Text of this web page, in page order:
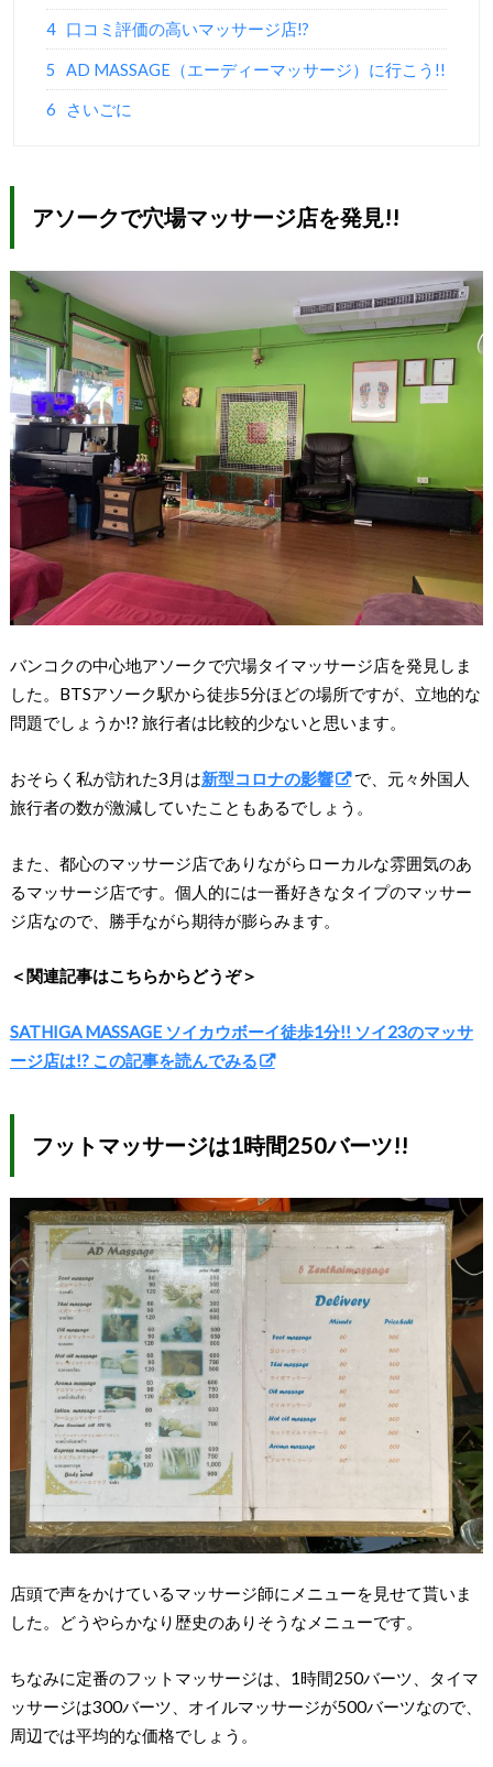
4 口コミ評価の高いマッサージ店!?
5 AD MASSAGE（エーディーマッサージ）に行こう!!
6 さいごに
アソークで穴場マッサージ店を発見!!
バンコクの中心地アソークで穴場タイマッサージ店を発見しま
した。BTSアソーク駅から徒歩5分ほどの場所ですが、立地的な
問題でしょうか!? 旅行者は比較的少ないと思います。
おそらく私が訪れた3月は新型コロナの影響
で、元々外国人
旅行者の数が激減していたこともあるでしょう。
また、都心のマッサージ店でありながらローカルな雰囲気のあ
るマッサージ店です。個人的には一番好きなタイプのマッサー
ジ店なので、勝手ながら期待が膨らみます。
＜関連記事はこちらからどうぞ＞
SATHIGA MASSAGE ソイカウボーイ徒歩1分!! ソイ23のマッサ
ージ店は!? この記事を読んでみる
フットマッサージは1時間250バーツ!!
店頭で声をかけているマッサージ師にメニューを見せて貰いま
した。どうやらかなり歴史のありそうなメニューです。
ちなみに定番のフットマッサージは、1時間250バーツ、タイマ
ッサージは300バーツ、オイルマッサージが500バーツなので、
周辺では平均的な価格でしょう。